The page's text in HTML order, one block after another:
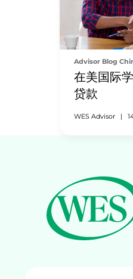
Advisor Blog
在美国际
贷款
WES Advisor |